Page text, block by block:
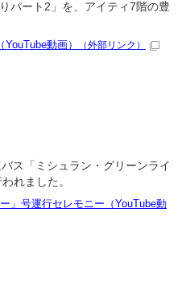
パート2」を、アイティ7階の豊
動画）
（外部リンク）
ス「ミシュラン・グリーンライ
れました。
」号運行セレモニー（YouTube動